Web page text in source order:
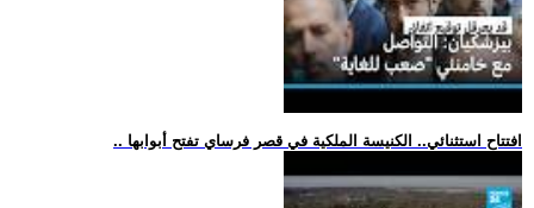
.. افتتاح استثنائي.. الكنيسة الملكية في قصر فرساي تفتح أبوابها